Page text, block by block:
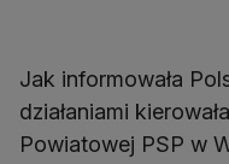
Jak informowała
działaniami
Powiatowej PSP w